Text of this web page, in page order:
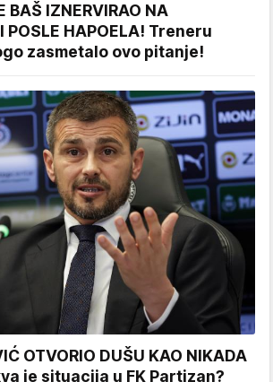
BAŠ IZNERVIRAO NA
POSLE HAPOELA! Treneru
zasmetalo ovo pitanje!
OTVORIO DUŠU KAO NIKADA
je situacija u FK Partizan?